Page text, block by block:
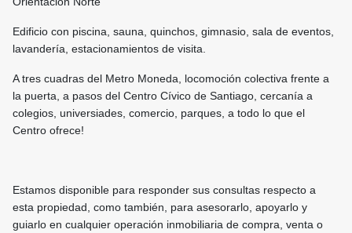
Edificio con piscina, sauna, quinchos, gimnasio, sala de eventos,
lavandería, estacionamientos de visita.
A tres cuadras del Metro Moneda, locomoción colectiva frente a
la puerta, a pasos del Centro Cívico de Santiago, cercanía a
colegios, universiades, comercio, parques, a todo lo que el
Centro ofrece!
Estamos disponible para responder sus consultas respecto a
esta propiedad, como también, para asesorarlo, apoyarlo y
guiarlo en cualquier operación inmobiliaria de compra, venta o